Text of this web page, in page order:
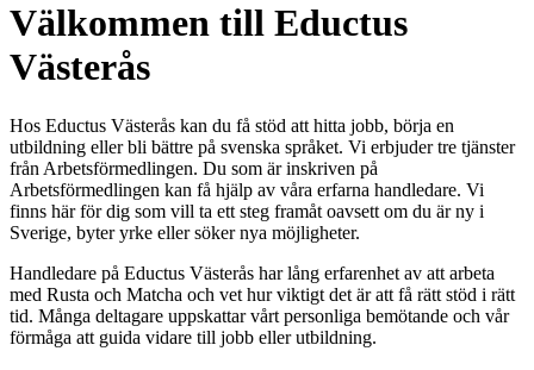
Välkommen till Eductus
Västerås
Hos Eductus Västerås kan du få stöd att hitta jobb, börja en
utbildning eller bli bättre på svenska språket. Vi erbjuder tre tjänster
från Arbetsförmedlingen. Du som är inskriven på
Arbetsförmedlingen kan få hjälp av våra erfarna handledare. Vi
finns här för dig som vill ta ett steg framåt oavsett om du är ny i
Sverige, byter yrke eller söker nya möjligheter.
Handledare på Eductus Västerås har lång erfarenhet av att arbeta
med Rusta och Matcha och vet hur viktigt det är att få rätt stöd i rätt
tid. Många deltagare uppskattar vårt personliga bemötande och vår
förmåga att guida vidare till jobb eller utbildning.